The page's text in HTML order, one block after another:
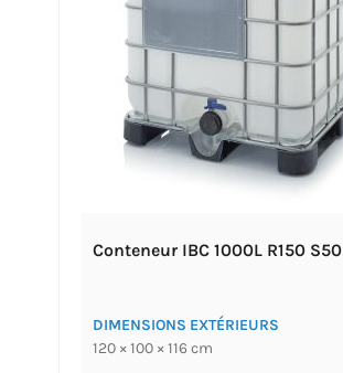
Conteneur IBC 1000L R150 S50
DIMENSIONS EXTÉRIEURS
120 × 100 × 116 cm